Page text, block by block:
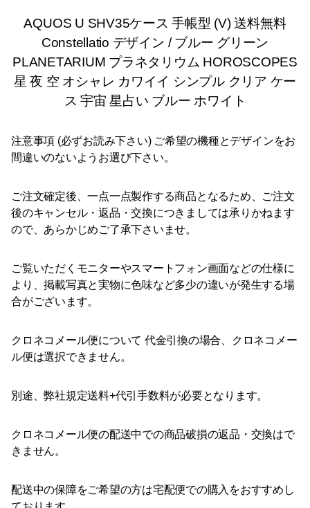
AQUOS U SHV35ケース 手帳型 (V) 送料無料
Constellatio デザイン / ブルー グリーン
PLANETARIUM プラネタリウム HOROSCOPES
星 夜 空 オシャレ カワイイ シンプル クリア ケー
ス 宇宙 星占い ブルー ホワイト
注意事項 (必ずお読み下さい) ご希望の機種とデザインをお
間違いのないようお選び下さい。
ご注文確定後、一点一点製作する商品となるため、ご注文
後のキャンセル・返品・交換につきましては承りかねます
ので、あらかじめご了承下さいませ。
ご覧いただくモニターやスマートフォン画面などの仕様に
より、掲載写真と実物に色味など多少の違いが発生する場
合がございます。
クロネコメール便について 代金引換の場合、クロネコメー
ル便は選択できません。
別途、弊社規定送料+代引手数料が必要となります。
クロネコメール便の配送中での商品破損の返品・交換はで
きません。
配送中の保障をご希望の方は宅配便での購入をおすすめし